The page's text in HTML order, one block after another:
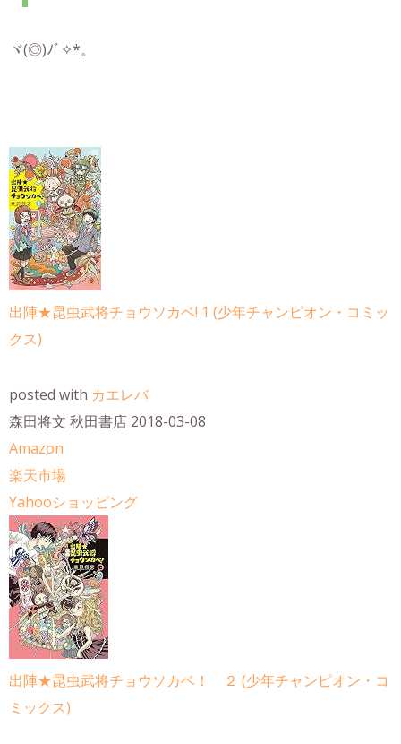
ヾ(◎)ﾉﾞ✧*。
出陣★昆虫武将チョウソカベ! 1 (少年チャンピオン・コミッ
クス)
posted with カエレバ
森田将文 秋田書店 2018-03-08
Amazon
楽天市場
Yahooショッピング
出陣★昆虫武将チョウソカベ！ ２ (少年チャンピオン・コ
ミックス)